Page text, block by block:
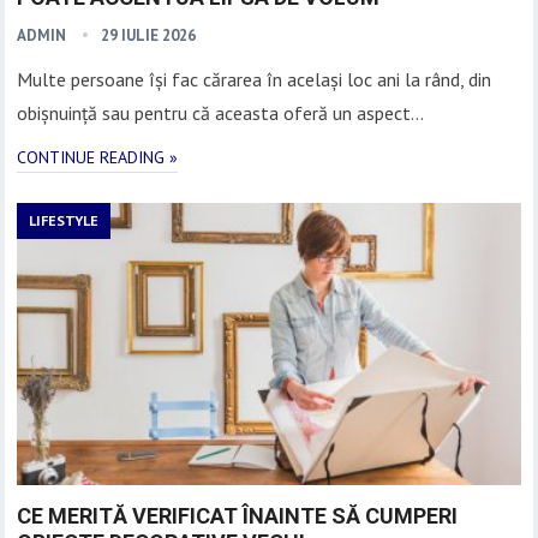
ADMIN 29 IULIE 2026
Multe persoane își fac cărarea în același loc ani la rând, din
obișnuință sau pentru că aceasta oferă un aspect…
CONTINUE READING »
LIFESTYLE
CE MERITĂ VERIFICAT ÎNAINTE SĂ CUMPERI